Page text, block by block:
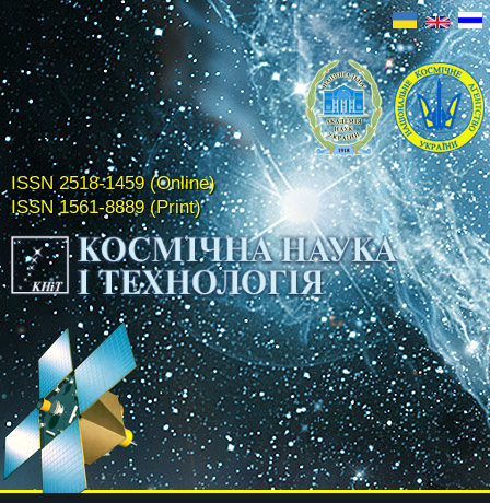
ISSN 2518-1459 (Online)
ISSN 1561-8889 (Print)